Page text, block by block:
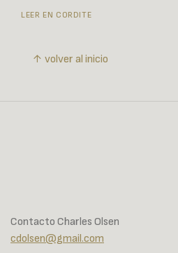
LEER EN CORDITE
↑ volver al inicio
Contacto Charles Olsen
cdolsen@gmail.com